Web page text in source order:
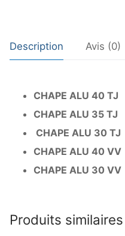
Description Avis (0)
CHAPE ALU 40 TJ
CHAPE ALU 35 TJ
CHAPE ALU 30 TJ
CHAPE ALU 40 VV
CHAPE ALU 30 VV
Produits similaires